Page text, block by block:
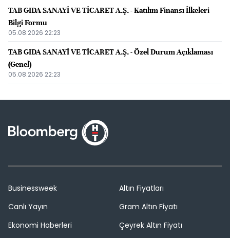
TAB GIDA SANAYİ VE TİCARET A.Ş. - Katılım Finansı İlkeleri
Bilgi Formu
05.08.2026 22:23
TAB GIDA SANAYİ VE TİCARET A.Ş. - Özel Durum Açıklaması
(Genel)
05.08.2026 22:23
Businessweek
Canlı Yayın
Ekonomi Haberleri
Altın Fiyatları
Gram Altın Fiyatı
Çeyrek Altın Fiyatı